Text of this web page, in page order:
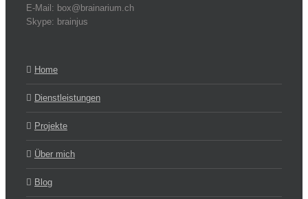
E-Mail: box@brainarium.ch
Skype: brainjus
Home
Dienstleistungen
Projekte
Über mich
Blog